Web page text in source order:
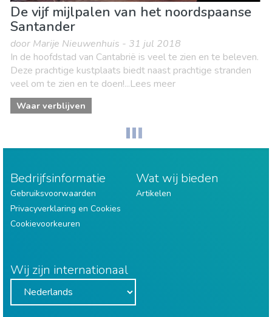
De vijf mijlpalen van het noordspaanse
Santander
door Marije Nieuwenhuis - 31 jul 2018
In de hoofdstad van Cantabrië is veel te zien en te beleven.
Deze prachtige kustplaats biedt naast prachtige stranden
veel om te zien en te doen!...Lees meer
Waar verblijven
Bedrijfsinformatie
Gebruiksvoorwaarden
Privacyverklaring en Cookies
Cookievoorkeuren
Wat wij bieden
Artikelen
Wij zijn internationaal